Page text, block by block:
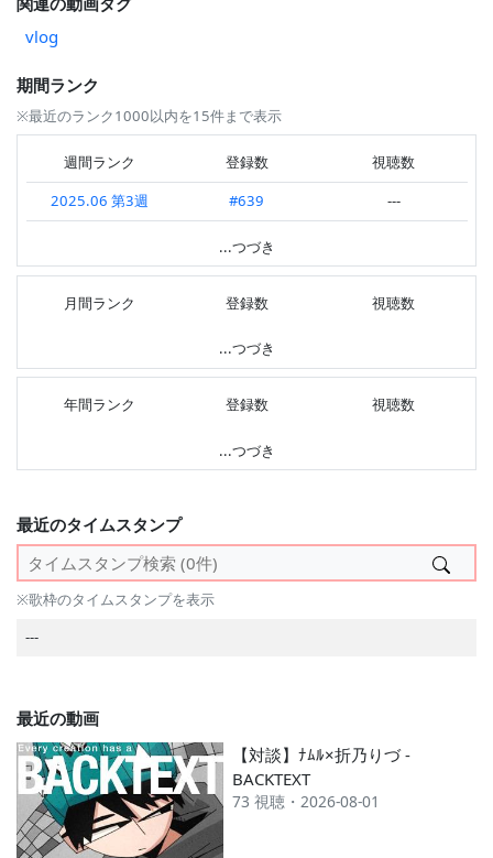
vlog
期間ランク
※最近のランク1000以内を15件まで表示
週間ランク 登録数
視聴数
2025.06 第3週
#639
---
#754
---
...つづき
月間ランク 登録数
視聴数
---
...つづき
年間ランク 登録数
視聴数
...つづき
最近のタイムスタンプ
※歌枠のタイムスタンプを表示
---
最近の動画
【対談】ﾅﾑﾙ×折乃りづ -
BACKTEXT
73 視聴・2026-08-01